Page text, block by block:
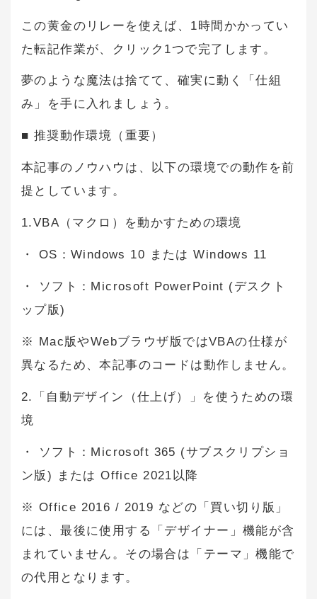
この黄金のリレーを使えば、1時間かかってい
た転記作業が、クリック1つで完了します。
夢のような魔法は捨てて、確実に動く「仕組
み」を手に入れましょう。
■ 推奨動作環境（重要）
本記事のノウハウは、以下の環境での動作を前
提としています。
1.VBA（マクロ）を動かすための環境
・ OS：Windows 10 または Windows 11
・ ソフト：Microsoft PowerPoint (デスクト
ップ版)
※ Mac版やWebブラウザ版ではVBAの仕様が
異なるため、本記事のコードは動作しません。
2.「自動デザイン（仕上げ）」を使うための環
境
・ ソフト：Microsoft 365 (サブスクリプショ
ン版) または Office 2021以降
※ Office 2016 / 2019 などの「買い切り版」
には、最後に使用する「デザイナー」機能が含
まれていません。その場合は「テーマ」機能で
の代用となります。